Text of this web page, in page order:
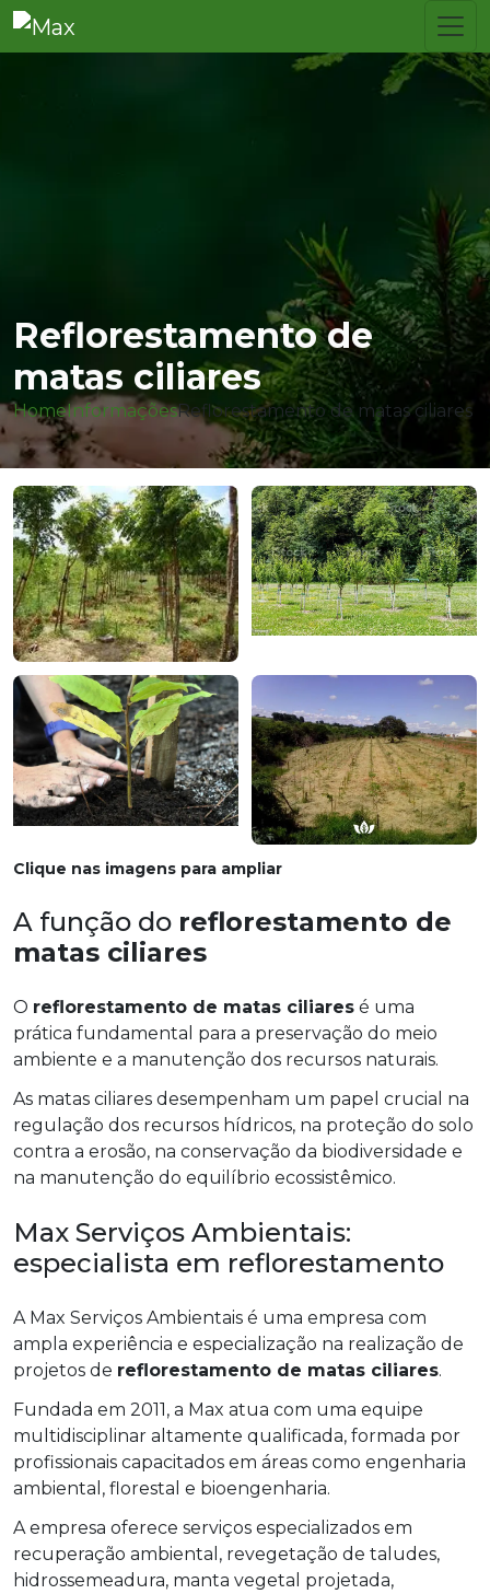
Reflorestamento de
matas ciliares
HomeInformaçõesReflorestamento de matas ciliares
Clique nas imagens para ampliar
A função do reflorestamento de
matas ciliares
O reflorestamento de matas ciliares é uma
prática fundamental para a preservação do meio
ambiente e a manutenção dos recursos naturais.
As matas ciliares desempenham um papel crucial na
regulação dos recursos hídricos, na proteção do solo
contra a erosão, na conservação da biodiversidade e
na manutenção do equilíbrio ecossistêmico.
Max Serviços Ambientais:
especialista em reflorestamento
A Max Serviços Ambientais é uma empresa com
ampla experiência e especialização na realização de
projetos de reflorestamento de matas ciliares.
Fundada em 2011, a Max atua com uma equipe
multidisciplinar altamente qualificada, formada por
profissionais capacitados em áreas como engenharia
ambiental, florestal e bioengenharia.
A empresa oferece serviços especializados em
recuperação ambiental, revegetação de taludes,
hidrossemeadura, manta vegetal projetada,